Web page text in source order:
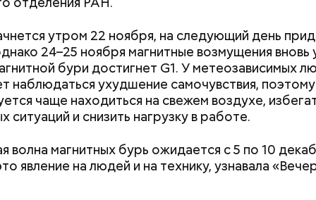
утром 22 ноября, на следующий день
24–25 ноября магнитные возмущения вновь
бури достигнет G1. У метеозависимых
наблюдаться ухудшение самочувствия,
чаще находиться на свежем воздухе,
ситуаций и снизить нагрузку в работе.
волна магнитных бурь ожидается с 5 по 10
явление на людей и на технику, узнавала
укрепляет кости, зубы, волосы и ногти и
действие;
С — работает как антиоксидант,
выработке соединительной ткани, улучшает
стресса он держит сосуды под контролем и
более 300 реакций нашего организма. Также
влияет на нервную систему, успокаивает,
спазмы, — пояснила Соломатина.
Диетолог
не рекомендован, достаточно 50–100 грамм
день. Но отмечу, что при термообработке
его свойства, — напомнила Писарева.